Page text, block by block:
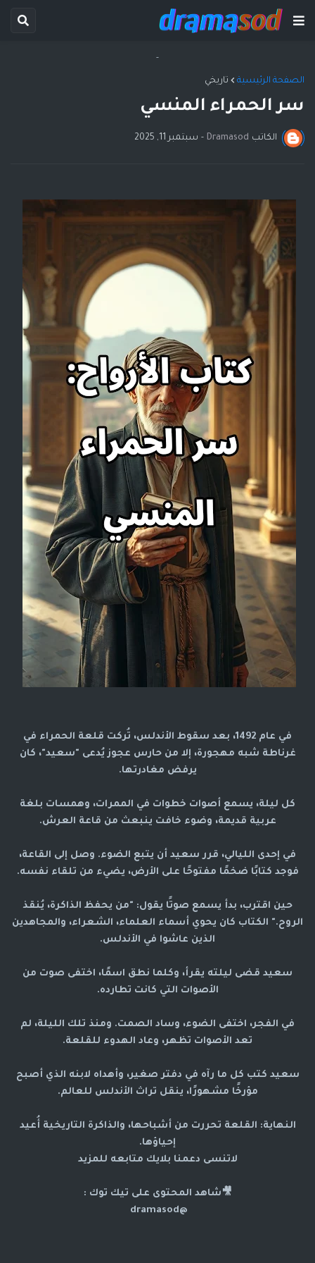
-
الصفحة الرئيسية تاريخي
سر الحمراء المنسي
الكاتب Dramasod
- سبتمبر 11, 2025
في عام 1492، بعد سقوط الأندلس، تُركت قلعة الحمراء في
غرناطة شبه مهجورة، إلا من حارس عجوز يُدعى "سعيد"، كان
يرفض مغادرتها.
كل ليلة، يسمع أصوات خطوات في الممرات، وهمسات بلغة
عربية قديمة، وضوء خافت ينبعث من قاعة العرش.
في إحدى الليالي، قرر سعيد أن يتبع الضوء. وصل إلى القاعة،
فوجد كتابًا ضخمًا مفتوحًا على الأرض، يضيء من تلقاء نفسه.
حين اقترب، بدأ يسمع صوتًا يقول: "من يحفظ الذاكرة، يُنقذ
الروح." الكتاب كان يحوي أسماء العلماء، الشعراء، والمجاهدين
الذين عاشوا في الأندلس.
سعيد قضى ليلته يقرأ، وكلما نطق اسمًا، اختفى صوت من
الأصوات التي كانت تطارده.
في الفجر، اختفى الضوء، وساد الصمت. ومنذ تلك الليلة، لم
تعد الأصوات تظهر، وعاد الهدوء للقلعة.
سعيد كتب كل ما رآه في دفتر صغير، وأهداه لابنه الذي أصبح
مؤرخًا مشهورًا، ينقل تراث الأندلس للعالم.
النهاية: القلعة تحررت من أشباحها، والذاكرة التاريخية أُعيد
إحياؤها.
لاتنسى دعمنا بلايك متابعه للمزيد
🎥شاهد المحتوى على تيك توك :
@dramasod